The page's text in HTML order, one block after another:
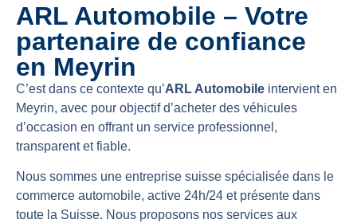
ARL Automobile – Votre
partenaire de confiance
en Meyrin
C’est dans ce contexte qu’ARL Automobile intervient en
Meyrin, avec pour objectif d’acheter des véhicules
d’occasion en offrant un service professionnel,
transparent et fiable.
Nous sommes une entreprise suisse spécialisée dans le
commerce automobile, active 24h/24 et présente dans
toute la Suisse. Nous proposons nos services aux